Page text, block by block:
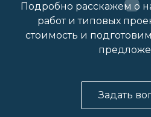
Подробно расскажем о
работ и типовых
стоимость и
Задать